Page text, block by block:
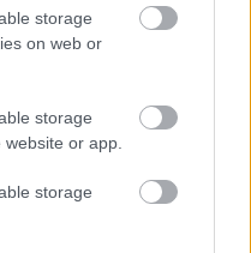
storage
on web or
storage
or app.
storage
που παίζει στο
που εμπιστεύτηκε